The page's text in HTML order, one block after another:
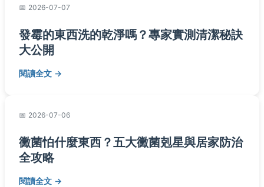
2026-07-07
發霉的東西洗的乾淨嗎？專家實測清潔秘訣
大公開
閱讀全文
2026-07-06
黴菌怕什麼東西？五大黴菌剋星與居家防治
全攻略
閱讀全文